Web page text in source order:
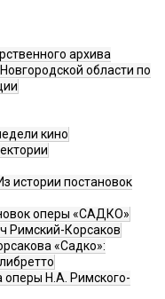
архива
области по
кино
истории постановок
оперы «САДКО»
Римский-Корсаков
«Садко»:
оперы Н.А. Римского-